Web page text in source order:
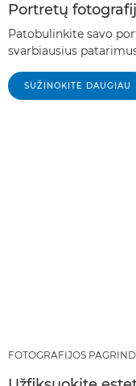
Portretų
Patobulinkite savo
svarbiausius
SUŽINOKITE DAUGIAU
FOTOGRAFIJOS